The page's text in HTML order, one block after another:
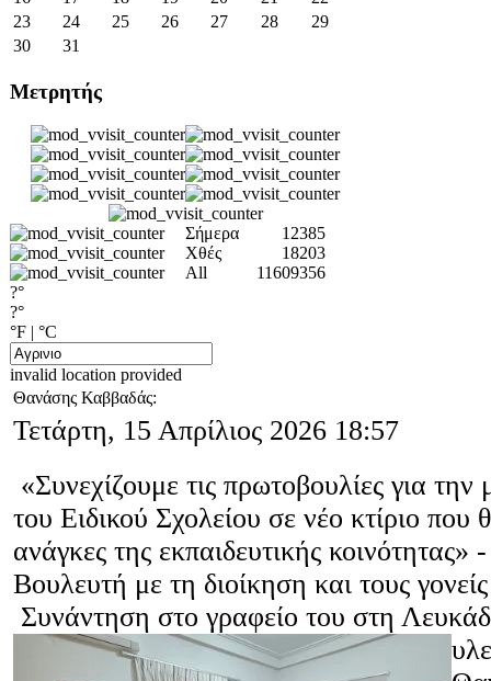
23
24 25 26 27 28
29
30
31
Μετρητής
Σήμερα
12385
Χθές
18203
All
11609356
?°
?°
°F | °C
invalid location provided
Θανάσης Καββαδάς:
Τετάρτη, 15 Απρίλιος 2026 18:57
«Συνεχίζουμε τις πρωτοβουλίες για
του Ειδικού Σχολείου σε νέο κτίριο που
ανάγκες της εκπαιδευτικής
Βουλευτή με τη διοίκηση και τους γονείς
Συνάντηση στο γραφείο του στη